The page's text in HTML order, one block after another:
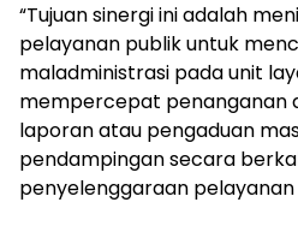
“Tujuan sinergi ini adalah
pelayanan publik untuk
maladministrasi pada unit
mempercepat penanganan
laporan atau pengaduan
pendampingan secara
penyelenggaraan pelayanan